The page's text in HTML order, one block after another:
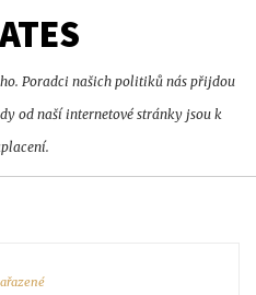
Poradci našich politiků nás přijdou
od naší internetové stránky jsou k